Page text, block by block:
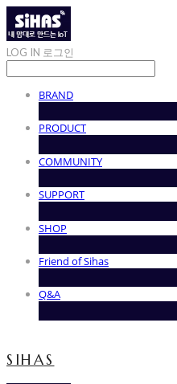
LOG IN 로그인
BRAND
PRODUCT
COMMUNITY
SUPPORT
SHOP
Friend of Sihas
Q&A
SIHAS